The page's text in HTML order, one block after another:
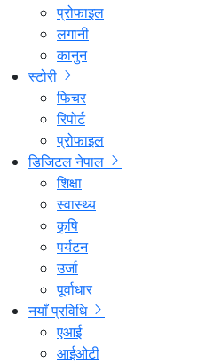
प्रोफाइल
लगानी
कानुन
स्टोरी
फिचर
रिपोर्ट
प्रोफाइल
डिजिटल नेपाल
शिक्षा
स्वास्थ्य
कृषि
पर्यटन
उर्जा
पूर्वाधार
नयाँ प्रविधि
एआई
आईओटी